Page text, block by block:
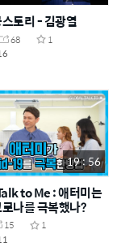
토리 - 김광열
68
1
19 : 56
to Me : 애터미는
나를 극복했나?
15
1